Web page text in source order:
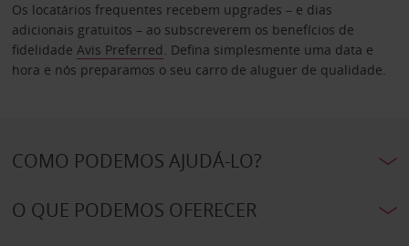
Os locatários frequentes recebem upgrades – e dias
adicionais gratuitos – ao subscreverem os benefícios de
fidelidade Avis Preferred. Defina simplesmente uma data e
hora e nós preparamos o seu carro de aluguer de qualidade.
COMO PODEMOS AJUDÁ-LO?
O QUE PODEMOS OFERECER